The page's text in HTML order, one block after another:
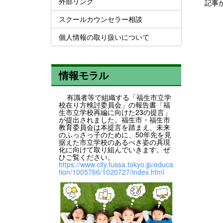
記事
スクールカウンセラー相談
個人情報の取り扱いについて
情報モラル
有識者等で組織する「福生市立学
校在り方検討委員会」の報告書「福
生市立学校再編に向けた23の提言」
が提出されました。福生市・福生市
教育委員会は本提言を踏まえ、未来
のふっさっ子のために、50年先を見
据えた市立学校のあるべき姿の具現
化に向けて取り組んでいきます。ぜ
ひご覧ください。
https://www.city.fussa.tokyo.jp/educa
tion/1005766/1020727/index.html